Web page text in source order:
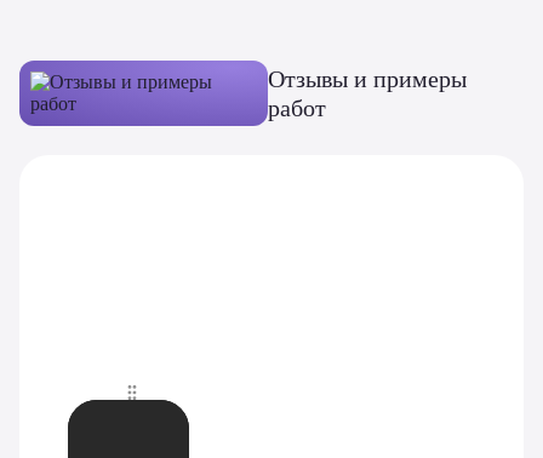
Отзывы и примеры
работ